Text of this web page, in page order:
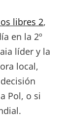
libres 2,
en la 2º
líder y la
local,
Pol, o si